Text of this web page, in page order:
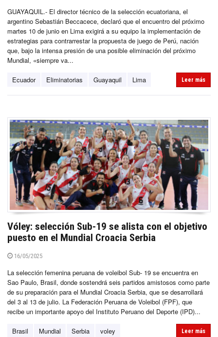
GUAYAQUIL.- El director técnico de la selección ecuatoriana, el
argentino Sebastián Beccacece, declaró que el encuentro del próximo
martes 10 de junio en Lima exigirá a su equipo la implementación de
estrategias para contrarrestar la propuesta de juego de Perú, nación
que, bajo la intensa presión de una posible eliminación del próximo
Mundial, «siempre va...
Ecuador Eliminatorias Guayaquil Lima Leer más
Vóley: selección Sub-19 se alista con el objetivo
puesto en el Mundial Croacia Serbia
16/05/2025
La selección femenina peruana de voleibol Sub- 19 se encuentra en
Sao Paulo, Brasil, donde sostendrá seis partidos amistosos como parte
de su preparación para el Mundial Croacia Serbia, que se desarrollará
del 3 al 13 de julio. La Federación Peruana de Voleibol (FPF), que
recibe un importante apoyo del Instituto Peruano del Deporte (IPD)...
Brasil Mundial Serbia voley Leer más